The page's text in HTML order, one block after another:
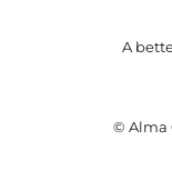
A
© Alma